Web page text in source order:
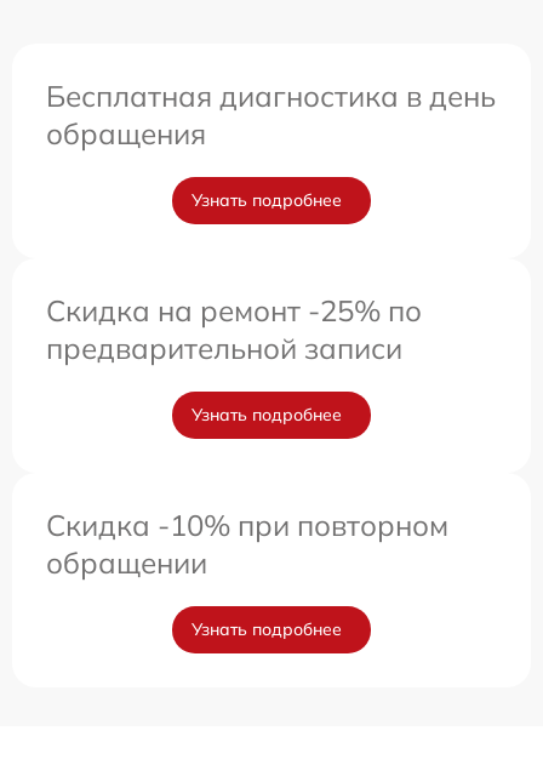
Бесплатная диагностика в день
обращения
Узнать подробнее
Скидка на ремонт -25% по
предварительной записи
Узнать подробнее
Скидка -10% при повторном
обращении
Узнать подробнее